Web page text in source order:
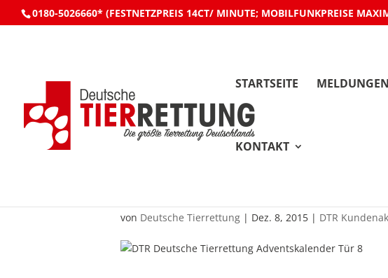
0180-5026660* (FESTNETZPREIS 14CT/ MINUTE; MOBILFUNKPREISE
STARTSEITE MELDUNGEN
KONTAKT
von Deutsche Tierrettung | Dez. 8, 2015 | DTR